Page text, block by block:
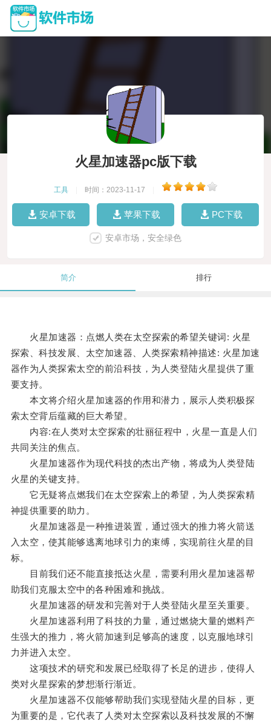
火星加速器pc版下载
工具 时间：2023-11-17
安卓下载 苹果下载 PC下载
安卓市场，安全绿色
简介 排行
火星加速器：点燃人类在太空探索的希望关键词: 火星
探索、科技发展、太空加速器、人类探索精神描述: 火星加速
器作为人类探索太空的前沿科技，为人类登陆火星提供了重
要支持。
本文将介绍火星加速器的作用和潜力，展示人类积极探
索太空背后蕴藏的巨大希望。
内容:在人类对太空探索的壮丽征程中，火星一直是人们
共同关注的焦点。
火星加速器作为现代科技的杰出产物，将成为人类登陆
火星的关键支持。
它无疑将点燃我们在太空探索上的希望，为人类探索精
神提供重要的助力。
火星加速器是一种推进装置，通过强大的推力将火箭送
入太空，使其能够逃离地球引力的束缚，实现前往火星的目
标。
目前我们还不能直接抵达火星，需要利用火星加速器帮
助我们克服太空中的各种困难和挑战。
火星加速器的研发和完善对于人类登陆火星至关重要。
火星加速器利用了科技的力量，通过燃烧大量的燃料产
生强大的推力，将火箭加速到足够高的速度，以克服地球引
力并进入太空。
这项技术的研究和发展已经取得了长足的进步，使得人
类对火星探索的梦想渐行渐近。
火星加速器不仅能够帮助我们实现登陆火星的目标，更
为重要的是，它代表了人类对太空探索以及科技发展的不懈